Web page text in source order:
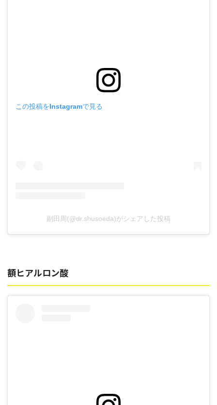
この投稿をInstagramで見る
副田周(@dr.shusoeda)がシェアした投稿
額ヒアルロン酸